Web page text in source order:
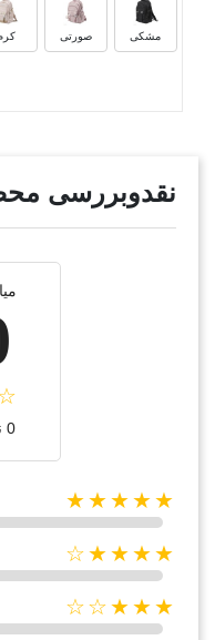
مشکی صورتی
نقدوبررسی
0 نقد و بررسی
★★★★★
★★★★☆
★★★☆☆